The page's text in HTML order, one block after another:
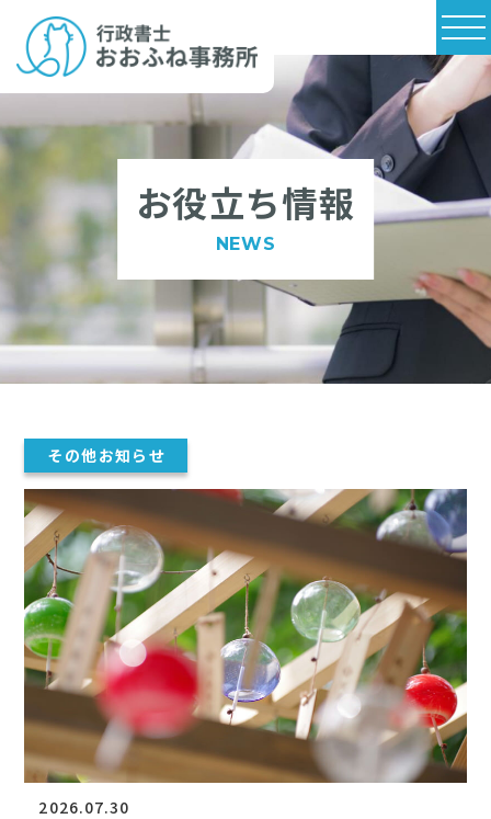
お役立ち情報
NEWS
その他お知らせ
2026.07.30